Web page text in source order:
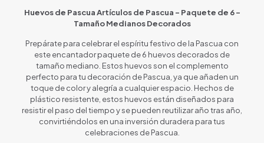
Huevos de Pascua Artículos de Pascua – Paquete de 6 –
Tamaño Medianos Decorados
Prepárate para celebrar el espíritu festivo de la Pascua con
este encantador paquete de 6 huevos decorados de
tamaño mediano. Estos huevos son el complemento
perfecto para tu decoración de Pascua, ya que añaden un
toque de color y alegría a cualquier espacio. Hechos de
plástico resistente, estos huevos están diseñados para
resistir el paso del tiempo y se pueden reutilizar año tras año,
convirtiéndolos en una inversión duradera para tus
celebraciones de Pascua.